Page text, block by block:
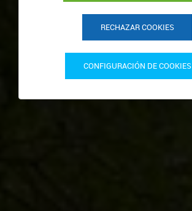
RECHAZAR COOKIES
CONFIGURACIÓN DE COOKIES